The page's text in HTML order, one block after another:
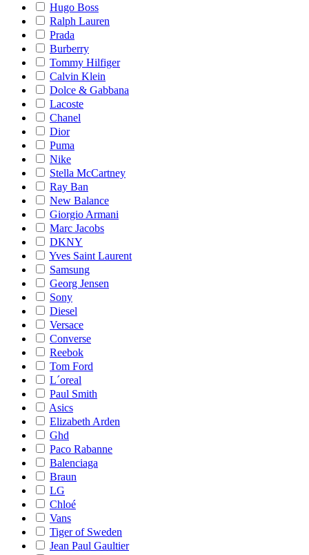
Hugo Boss
Ralph Lauren
Prada
Burberry
Tommy Hilfiger
Calvin Klein
Dolce & Gabbana
Lacoste
Chanel
Dior
Puma
Nike
Stella McCartney
Ray Ban
New Balance
Giorgio Armani
Marc Jacobs
DKNY
Yves Saint Laurent
Samsung
Georg Jensen
Sony
Diesel
Versace
Converse
Reebok
Tom Ford
L´oreal
Paul Smith
Asics
Elizabeth Arden
Ghd
Paco Rabanne
Balenciaga
Braun
LG
Chloé
Vans
Tiger of Sweden
Jean Paul Gaultier